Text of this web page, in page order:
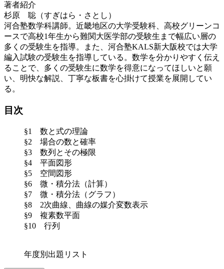
著者紹介
杉原 聡（すぎはら・さとし）
河合塾数学科講師。近畿地区の大学受験科、高校グリーンコ
ースで高校1年生から難関大医学部の受験生まで幅広い層の
多くの受験生を指導。また、河合塾KALS新大阪校では大学
編入試験の受験生を指導している。数学を分かりやすく伝え
ることで、多くの受験生に数学を得意になってほしいと願
い、明快な解説、丁寧な板書を心掛けて授業を展開してい
る。
目次
§1 数と式の理論
§2 場合の数と確率
§3 数列とその極限
§4 平面図形
§5 空間図形
§6 微・積分法（計算）
§7 微・積分法（グラフ）
§8 2次曲線、曲線の媒介変数表示
§9 複素数平面
§10 行列
年度別出題リスト